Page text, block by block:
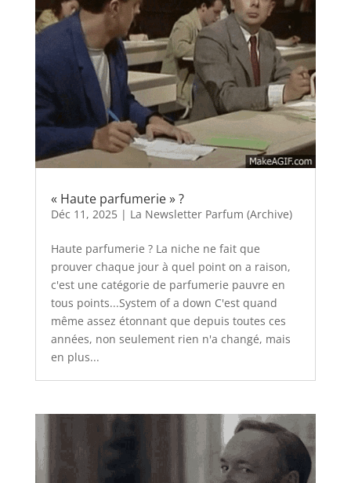
« Haute parfumerie » ?
Déc 11, 2025| La Newsletter Parfum (Archive)
Haute parfumerie ? La niche ne fait que
prouver chaque jour à quel point on a raison,
c'est une catégorie de parfumerie pauvre en
tous points...System of a down C'est quand
même assez étonnant que depuis toutes ces
années, non seulement rien n'a changé, mais
en plus...